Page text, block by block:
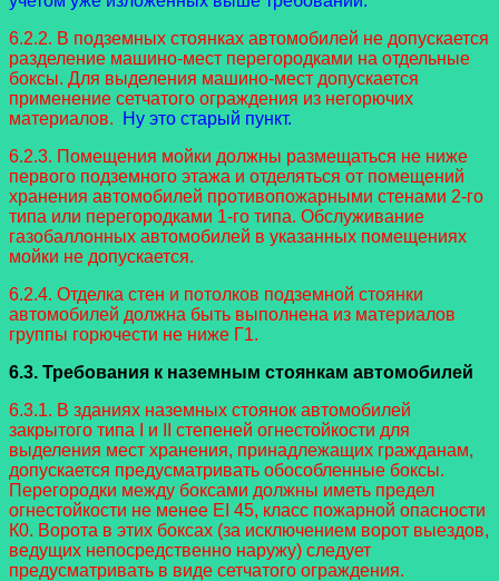
6.2.2. В подземных стоянках автомобилей не допускается
разделение машино-мест перегородками на отдельные
боксы. Для выделения машино-мест допускается
применение сетчатого ограждения из негорючих
материалов.
Ну это старый пункт.
6.2.3. Помещения мойки должны размещаться не ниже
первого подземного этажа и отделяться от помещений
хранения автомобилей противопожарными стенами 2-го
типа или перегородками 1-го типа. Обслуживание
газобаллонных автомобилей в указанных помещениях
мойки не допускается.
6.2.4. Отделка стен и потолков подземной стоянки
автомобилей должна быть выполнена из материалов
группы горючести не ниже Г1.
6.3. Требования к наземным стоянкам автомобилей
6.3.1. В зданиях наземных стоянок автомобилей
закрытого типа I и II степеней огнестойкости для
выделения мест хранения, принадлежащих гражданам,
допускается предусматривать обособленные боксы.
Перегородки между боксами должны иметь предел
огнестойкости не менее EI 45, класс пожарной опасности
К0. Ворота в этих боксах (за исключением ворот выездов,
ведущих непосредственно наружу) следует
предусматривать в виде сетчатого ограждения.